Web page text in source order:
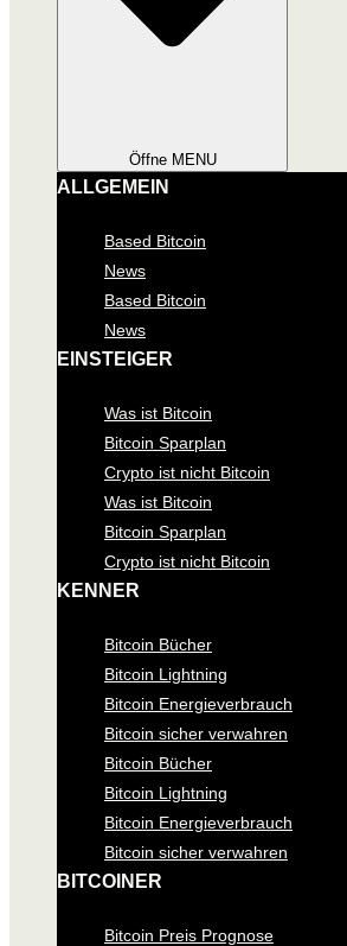
Öffne MENU
ALLGEMEIN
Based Bitcoin
News
Based Bitcoin
News
EINSTEIGER
Was ist Bitcoin
Bitcoin Sparplan
Crypto ist nicht Bitcoin
Was ist Bitcoin
Bitcoin Sparplan
Crypto ist nicht Bitcoin
KENNER
Bitcoin Bücher
Bitcoin Lightning
Bitcoin Energieverbrauch
Bitcoin sicher verwahren
Bitcoin Bücher
Bitcoin Lightning
Bitcoin Energieverbrauch
Bitcoin sicher verwahren
BITCOINER
Bitcoin Preis Prognose